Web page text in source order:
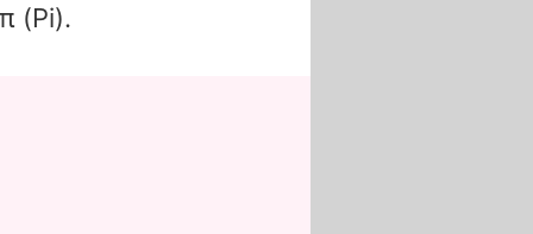
(Pi).